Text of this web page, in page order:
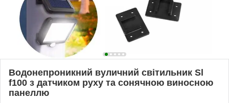
Водонепроникний вуличний світильник Sl
f100 з датчиком руху та сонячною виносною
панеллю